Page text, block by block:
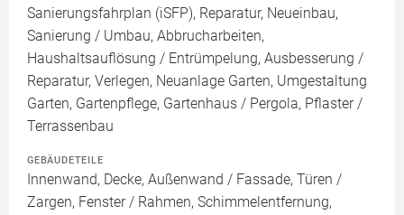
Sanierungsfahrplan (iSFP), Reparatur, Neueinbau,
Sanierung / Umbau, Abbrucharbeiten,
Haushaltsauflösung / Entrümpelung, Ausbesserung /
Reparatur, Verlegen, Neuanlage Garten, Umgestaltung
Garten, Gartenpflege, Gartenhaus / Pergola, Pflaster /
Terrassenbau
GEBÄUDETEILE
Innenwand, Decke, Außenwand / Fassade, Türen /
Zargen, Fenster / Rahmen, Schimmelentfernung,